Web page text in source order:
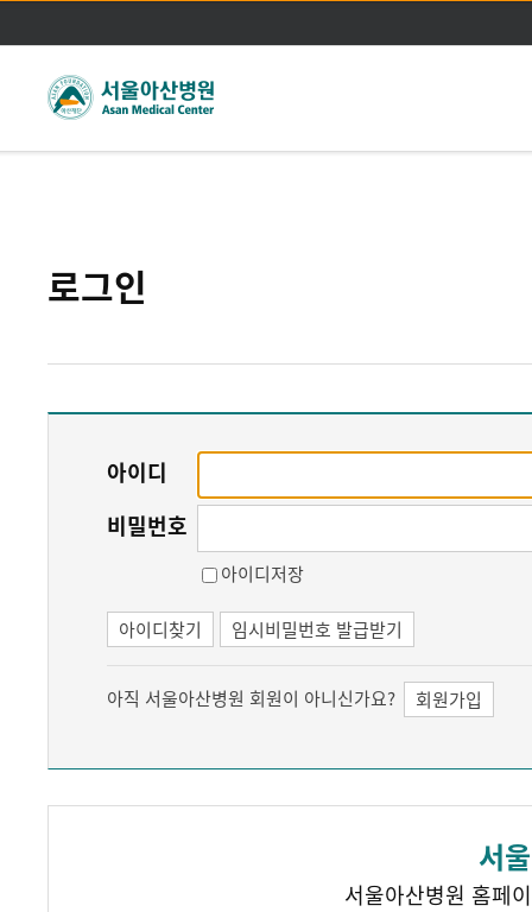
주메뉴바로가기
본문바로가기
로그인
아이디
비밀번호
아이디저장
아이디찾기 임시비밀번호 발급받기
아직 서울아산병원 회원이 아니신가요? 회원가입
서
서울아산병원 홈페